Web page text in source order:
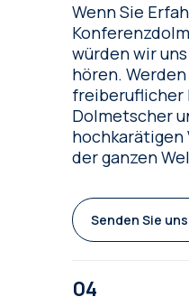
Wenn Sie
würden wir
hören.
freiberuflicher
Dolmetscher
hochkarätigen
der ganzen
Senden Sie